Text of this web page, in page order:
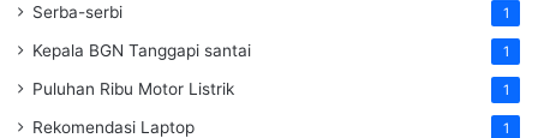
Serba-serbi 1
Kepala BGN Tanggapi santai 1
Puluhan Ribu Motor Listrik 1
Rekomendasi Laptop 1